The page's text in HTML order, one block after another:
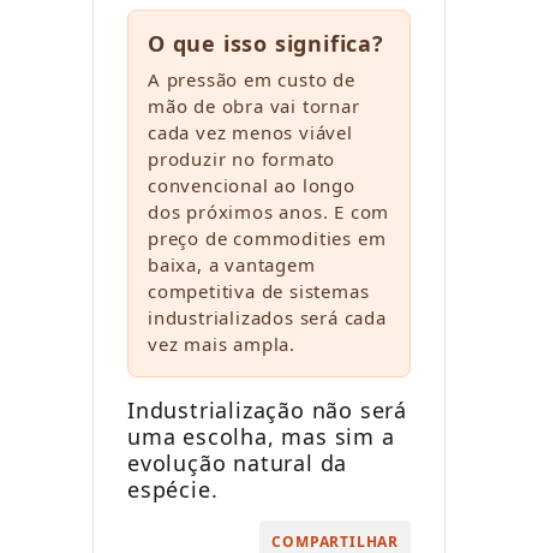
O que isso significa?
A pressão em custo de
mão de obra vai tornar
cada vez menos viável
produzir no formato
convencional ao longo
dos próximos anos. E com
preço de commodities em
baixa, a vantagem
competitiva de sistemas
industrializados será cada
vez mais ampla.
Industrialização não será
uma escolha, mas sim a
evolução natural da
espécie.
COMPARTILHAR